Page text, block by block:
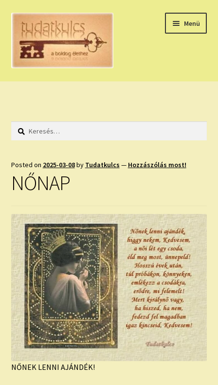
Ugrás
navigációhoz
Kilépés
tartalomba
Menü
HÚZZ EGY KÁRTYÁT!
HOLDNAPTÁR
NAPI ASZTROLÓGIA
child
menu
ISMERJ MEG!
Expand
child
menu
ÍRJ NEKEM!
IRATKOZZ FEL A VIDEÓ CSATORNÁNKRA!
TAROT ELEMZÉS MEGRENDELÉSE LIMITÁLT!
AJÁNDÉKOKKAL!
Keresés:
Posted on 2025-03-08by Tudatkulcs — Hozzászólás most!
NŐNAP
NŐNEK LENNI AJÁNDÉK!